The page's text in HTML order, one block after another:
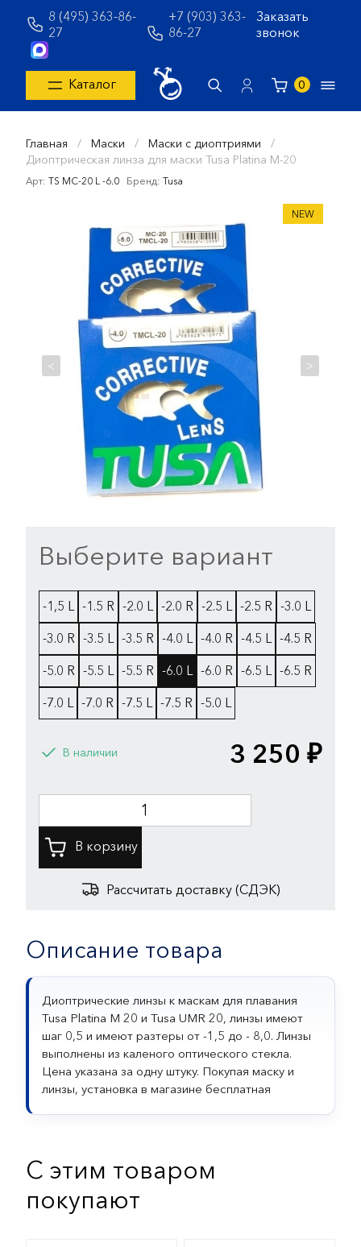
8 (495) 363-86-
27
+7 (903) 363-
86-27
Заказать
звонок
Каталог 0
Главная / Маски / Маски с диоптриями /
Диоптрическая линза для маски Tusa Platina M-20
Арт: TS MC-20 L -6.0 Бренд: Tusa
NEW
< >
Выберите вариант
-1,5 L -1.5 R -2.0 L -2.0 R -2.5 L -2.5 R -3.0 L
-3.0 R -3.5 L -3.5 R -4.0 L -4.0 R -4.5 L
-4.5 R
-5.0 R -5.5 L -5.5 R -6.0 L -6.0 R -6.5 L
-6.5 R
-7.0 L
-7.0 R -7.5 L -7.5 R -5.0 L
В наличии 3 250 ₽
Рассчитать доставку (СДЭК)
Описание товара
Диоптрические линзы к маскам для плавания
Tusa Platina М 20 и Tusa UMR 20, линзы имеют
шаг 0,5 и имеют разтеры от -1,5 до - 8,0. Линзы
выполнены из каленого оптического стекла.
Цена указана за одну штуку. Покупая маску и
линзы, установка в магазине бесплатная
С этим товаром
покупают